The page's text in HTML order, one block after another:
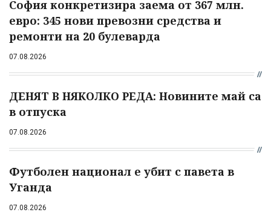
София конкретизира заема от 367 млн.
евро: 345 нови превозни средства и
ремонти на 20 булеварда
07.08.2026
ДЕНЯТ В НЯКОЛКО РЕДА: Новините май са
в отпуска
07.08.2026
Футболен национал е убит с павета в
Уганда
07.08.2026